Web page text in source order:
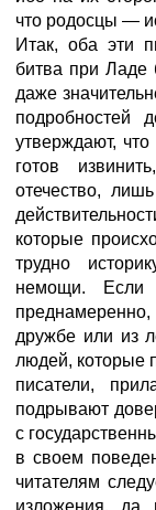
что родосцы —
Итак, оба эти
битва при Ладе
даже
подробностей
утверждают,
готов
отечество,
которые
трудно
немощи.
дружбе или из
людей, которые
писатели,
подрывают
с
в своем
читателям
изложения, да